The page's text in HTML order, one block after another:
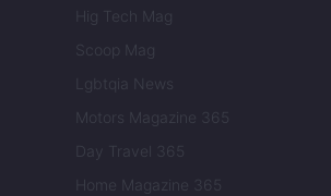
Hig Tech Mag
Scoop Mag
Lgbtqia News
Motors Magazine 365
Day Travel 365
Home Magazine 365